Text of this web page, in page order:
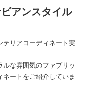
アンスタイル
テリアコーディネート実
な雰囲気のファブリッ
ートをご紹介していま